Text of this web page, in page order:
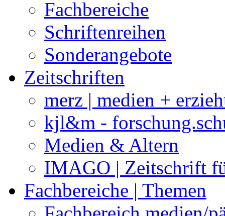
Fachbereiche
Schriftenreihen
Sonderangebote
Zeitschriften
merz | medien +
kjl&m -
Medien & Altern
IMAGO | Zeitschrift
Fachbereiche | Themen